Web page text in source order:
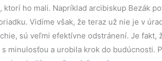
ktorí ho mali. Napríklad arcibiskup Bezák
Vidíme však, že teraz už nie je v
sú veľmi efektívne odstránení. Je fakt,
minulosťou a urobila krok do budúcnosti.